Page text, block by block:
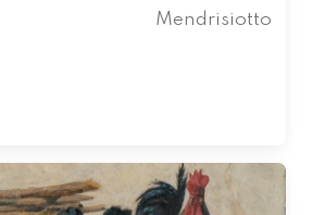
Mendrisiotto